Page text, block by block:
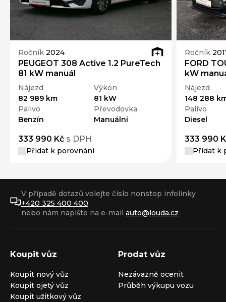
Ročník 2024
PEUGEOT 308 Active 1.2 PureTech
81 kW manuál
Nájezd
82 989 km
Výkon
81 kW
Palivo
Benzín
Převodovka
Manuální
333 990 Kč s DPH
Přidat k porovnání
Ročník
FORD
kW
Nájezd
148 288
Palivo
Diesel
333 990
Přidat k
V případě dotazů volejte číslo nonstop infolinky
+420 325 400 400
nebo nám napište na e-mail auto@louda.cz
Koupit vůz
Koupit nový vůz
Koupit ojetý vůz
Koupit užitkový vůz
Prodat vůz
Nezávazně ocenit
Průběh výkupu vozu